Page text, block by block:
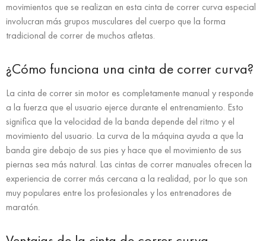
movimientos que se realizan en esta cinta de correr curva especial
involucran más grupos musculares del cuerpo que la forma
tradicional de correr de muchos atletas.
¿Cómo funciona una cinta de correr curva?
La cinta de correr sin motor es completamente manual y responde
a la fuerza que el usuario ejerce durante el entrenamiento. Esto
significa que la velocidad de la banda depende del ritmo y el
movimiento del usuario. La curva de la máquina ayuda a que la
banda gire debajo de sus pies y hace que el movimiento de sus
piernas sea más natural. Las cintas de correr manuales ofrecen la
experiencia de correr más cercana a la realidad, por lo que son
muy populares entre los profesionales y los entrenadores de
maratón.